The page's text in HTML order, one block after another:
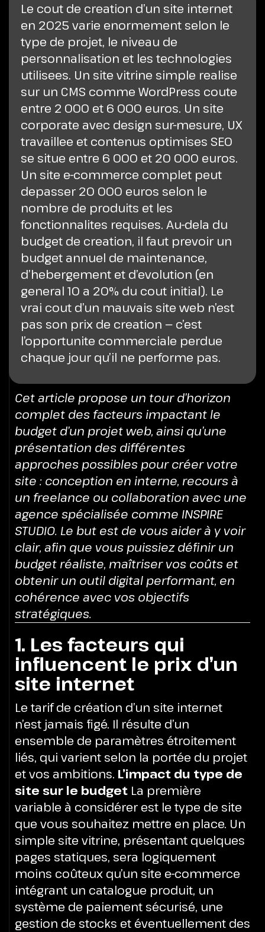
Le cout de creation d’un site internet
en 2025 varie enormement selon le
type de projet, le niveau de
personnalisation et les technologies
utilisees. Un site vitrine simple realise
sur un CMS comme WordPress coute
entre 2 000 et 6 000 euros. Un site
corporate avec design sur-mesure, UX
travaillee et contenus optimises SEO
se situe entre 6 000 et 20 000 euros.
Un site e-commerce complet peut
depasser 20 000 euros selon le
nombre de produits et les
fonctionnalites requises. Au-dela du
budget de creation, il faut prevoir un
budget annuel de maintenance,
d’hebergement et d’evolution (en
general 10 a 20% du cout initial). Le
vrai cout d’un mauvais site web n’est
pas son prix de creation — c’est
l’opportunite commerciale perdue
chaque jour qu’il ne performe pas.
Cet article propose un tour d’horizon
complet des facteurs impactant le
budget d’un projet web, ainsi qu’une
présentation des différentes
approches possibles pour créer votre
site : conception en interne, recours à
un freelance ou collaboration avec une
agence spécialisée comme INSPIRE
STUDIO. Le but est de vous aider à y voir
clair, afin que vous puissiez définir un
budget réaliste, maîtriser vos coûts et
obtenir un outil digital performant, en
cohérence avec vos objectifs
stratégiques.
1. Les facteurs qui
influencent le prix d’un
site internet
Le tarif de création d’un site internet
n’est jamais figé. Il résulte d’un
ensemble de paramètres étroitement
liés, qui varient selon la portée du projet
et vos ambitions. L’impact du type de
site sur le budget La première
variable à considérer est le type de site
que vous souhaitez mettre en place. Un
simple site vitrine, présentant quelques
pages statiques, sera logiquement
moins coûteux qu’un site e-commerce
intégrant un catalogue produit, un
système de paiement sécurisé, une
gestion de stocks et éventuellement des